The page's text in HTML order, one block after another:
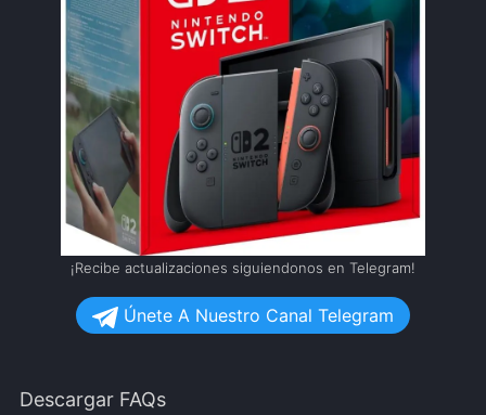
¡Recibe actualizaciones siguiendonos en Telegram!
Únete A Nuestro Canal Telegram
Descargar FAQs